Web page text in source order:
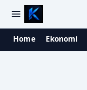
Home Ekonomi